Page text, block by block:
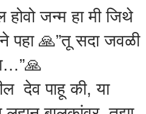
जन्म हा मी जिथे
पहा 🙏”तू सदा जवळी
देव पाहू की, या